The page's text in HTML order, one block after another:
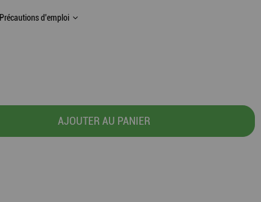
Précautions d'emploi
AJOUTER AU PANIER